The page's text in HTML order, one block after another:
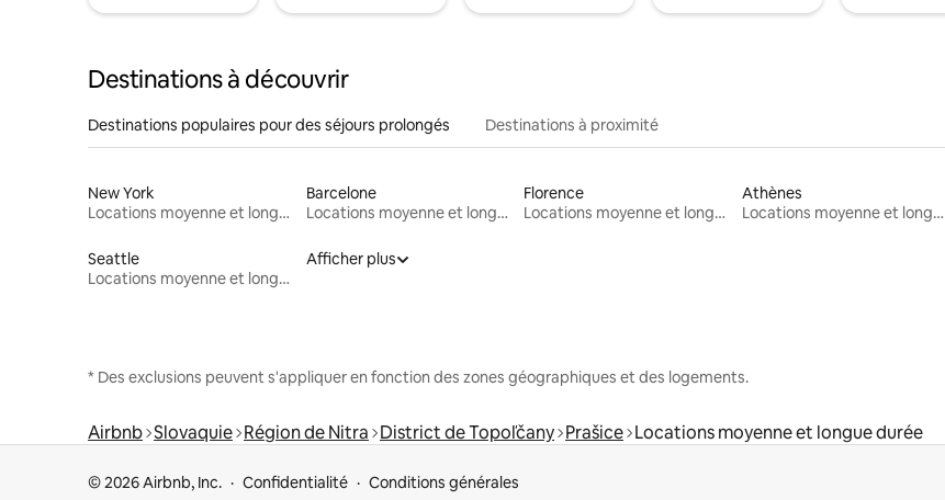
Destinations à découvrir
Destinations populaires pour des séjours prolongés Destinations à proximité
New York
Locations moyenne et longue durée
Barcelone
Locations moyenne et longue durée
Florence
Locations moyenne et longue durée
Athènes
Locations moyenne et longue durée
Seattle
Locations moyenne et longue durée
Afficher plus
* Des exclusions peuvent s'appliquer en fonction des zones géographiques et des logements.
Airbnb Slovaquie Région de Nitra District de Topoľčany Prašice Locations moyenne et longue durée
© 2026 Airbnb, Inc. Confidentialité Conditions générales